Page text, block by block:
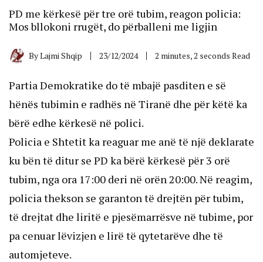
PD me kërkesë për tre orë tubim, reagon policia:
Mos bllokoni rrugët, do përballeni me ligjin
ByLajmi Shqip 23/12/2024 2 minutes, 2 seconds Read
Partia Demokratike do të mbajë pasditen e së
hënës tubimin e radhës në Tiranë dhe për këtë ka
bërë edhe kërkesë në polici.
Policia e Shtetit ka reaguar me anë të një deklarate
ku bën të ditur se PD ka bërë kërkesë për 3 orë
tubim, nga ora 17:00 deri në orën 20:00. Në reagim,
policia thekson se garanton të drejtën për tubim,
të drejtat dhe liritë e pjesëmarrësve në tubime, por
pa cenuar lëvizjen e lirë të qytetarëve dhe të
automjeteve.